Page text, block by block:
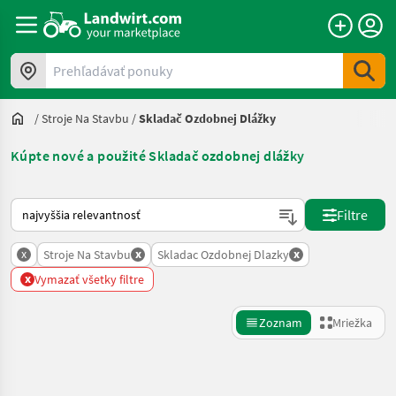
Prehľadávať ponuky
/Stroje Na Stavbu /Skladač Ozdobnej Dlážky
Kúpte nové a použité Skladač ozdobnej dlážky
Takto sa vykonáva triedenie na Landwirt.com
Filtre
x Stroje Na Stavbu x Skladac Ozdobnej Dlazky x
x Vymazať všetky filtre
Zoznam Mriežka